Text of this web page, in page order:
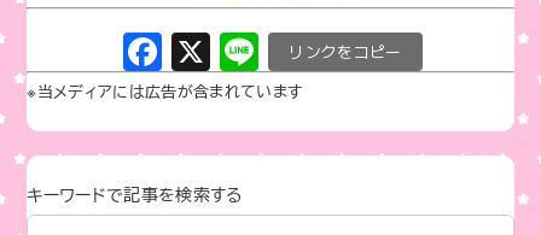
F
a
c
e
b
X Li
n
e
C
o
p
y
Li
※当メディアには広告が含まれています
キーワードで記事を検索する